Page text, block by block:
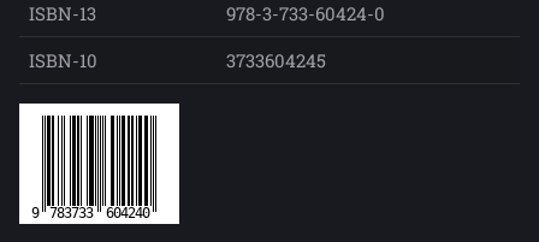
ISBN-13
978-3-733-60424-0
ISBN-10
3733604245